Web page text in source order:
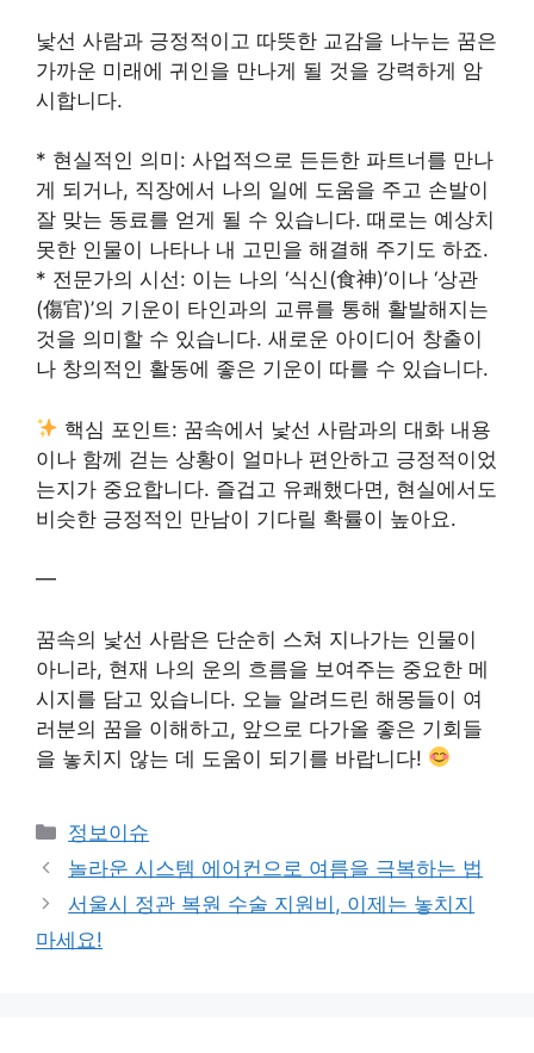
낯선 사람과 긍정적이고 따뜻한 교감을 나누는 꿈은
가까운 미래에 귀인을 만나게 될 것을 강력하게 암
시합니다.
* 현실적인 의미: 사업적으로 든든한 파트너를 만나
게 되거나, 직장에서 나의 일에 도움을 주고 손발이
잘 맞는 동료를 얻게 될 수 있습니다. 때로는 예상치
못한 인물이 나타나 내 고민을 해결해 주기도 하죠.
* 전문가의 시선: 이는 나의 ‘식신(食神)’이나 ‘상관
(傷官)’의 기운이 타인과의 교류를 통해 활발해지는
것을 의미할 수 있습니다. 새로운 아이디어 창출이
나 창의적인 활동에 좋은 기운이 따를 수 있습니다.
핵심 포인트: 꿈속에서 낯선 사람과의 대화 내용
이나 함께 걷는 상황이 얼마나 편안하고 긍정적이었
는지가 중요합니다. 즐겁고 유쾌했다면, 현실에서도
비슷한 긍정적인 만남이 기다릴 확률이 높아요.
—
꿈속의 낯선 사람은 단순히 스쳐 지나가는 인물이
아니라, 현재 나의 운의 흐름을 보여주는 중요한 메
시지를 담고 있습니다. 오늘 알려드린 해몽들이 여
러분의 꿈을 이해하고, 앞으로 다가올 좋은 기회들
을 놓치지 않는 데 도움이 되기를 바랍니다!
Categories
정보이슈
놀라운 시스템 에어컨으로 여름을 극복하는 법
서울시 정관 복원 수술 지원비, 이제는 놓치지
마세요!